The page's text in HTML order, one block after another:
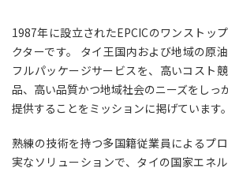
1987年に設立されたEPCICのワンストッ
クターです。 タイ王国内および地域の原
フルパッケージサービスを、高いコスト
品、高い品質かつ地域社会のニーズをしっ
提供することをミッションに掲げています。
熟練の技術を持つ多国籍従業員によるプ
実なソリューションで、タイの国家エネ